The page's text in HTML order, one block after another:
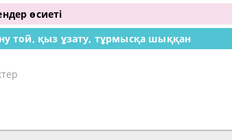
өсиеті
той, қыз ұзату, тұрмысқа шыққан